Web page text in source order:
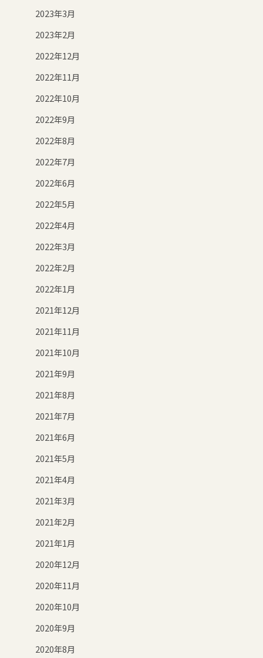
2023年3月
2023年2月
2022年12月
2022年11月
2022年10月
2022年9月
2022年8月
2022年7月
2022年6月
2022年5月
2022年4月
2022年3月
2022年2月
2022年1月
2021年12月
2021年11月
2021年10月
2021年9月
2021年8月
2021年7月
2021年6月
2021年5月
2021年4月
2021年3月
2021年2月
2021年1月
2020年12月
2020年11月
2020年10月
2020年9月
2020年8月